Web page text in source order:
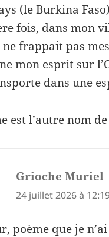
(le Burkina
fois, dans mon
ne frappait pas
mon esprit sur
dans une
est l’autre nom
Grioche Muriel
24 juillet 2026 à
poème que je